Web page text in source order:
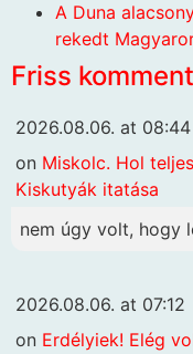
A Duna
rekedt
Friss
2026.08.06. at 08:44
on Miskolc. Hol
Kiskutyák itatása
nem úgy volt, hogy
2026.08.06. at 07:12
on Erdélyiek! Elég